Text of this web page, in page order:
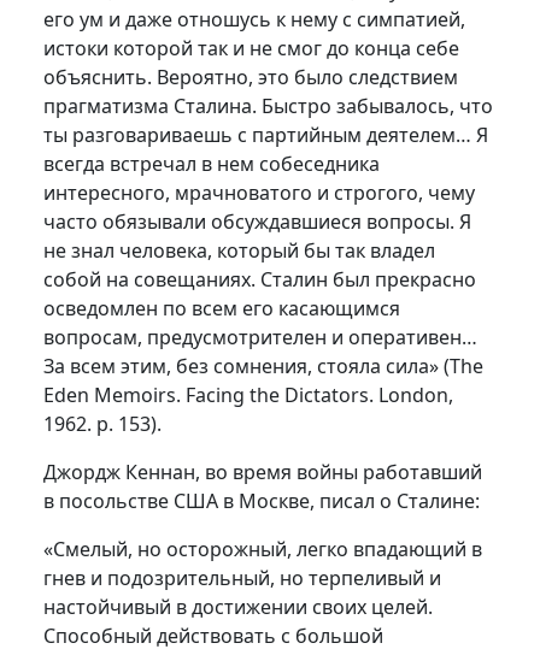
его ум и даже отношусь к нему с симпатией,
истоки которой так и не смог до конца себе
объяснить. Вероятно, это было следствием
прагматизма Сталина. Быстро забывалось, что
ты разговариваешь с партийным деятелем… Я
всегда встречал в нем собеседника
интересного, мрачноватого и строгого, чему
часто обязывали обсуждавшиеся вопросы. Я
не знал человека, который бы так владел
собой на совещаниях. Сталин был прекрасно
осведомлен по всем его касающимся
вопросам, предусмотрителен и оперативен…
За всем этим, без сомнения, стояла сила» (Тhе
Еdеn Меmоirs. Fасing thе Dictators. Lоndоn,
1962. р. 153).
Джордж Кеннан, во время войны работавший
в посольстве США в Москве, писал о Сталине:
«Смелый, но осторожный, легко впадающий в
гнев и подозрительный, но терпеливый и
настойчивый в достижении своих целей.
Способный действовать с большой